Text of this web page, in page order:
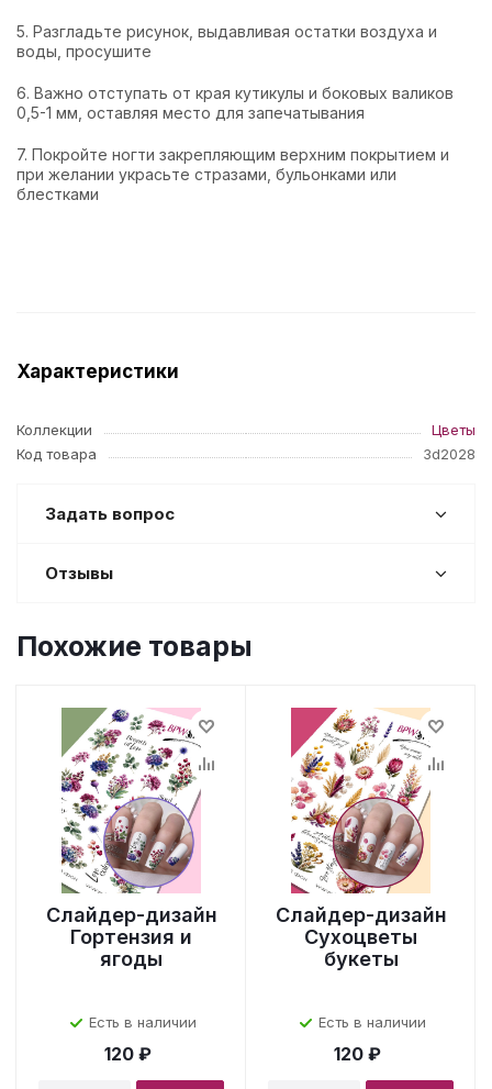
5. Разгладьте рисунок, выдавливая остатки воздуха и
воды, просушите
6. Важно отступать от края кутикулы и боковых валиков
0,5-1 мм, оставляя место для запечатывания
7. Покройте ногти закрепляющим верхним покрытием и
при желании украсьте стразами, бульонками или
блестками
Характеристики
Коллекции
Цветы
Код товара
3d2028
Задать вопрос
Отзывы
Похожие товары
Слайдер-дизайн
Гортензия и
ягоды
Есть в наличии
120 ₽
Слайдер-дизайн
Сухоцветы
букеты
Есть в наличии
120 ₽